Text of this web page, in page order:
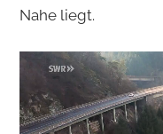
Nahe liegt.
d